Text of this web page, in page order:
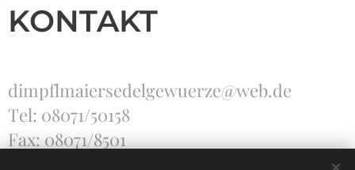
KONTAKT
dimpflmaiersedelgewuerze@web.de
Tel: 08071/50158
Fax: 08071/8501